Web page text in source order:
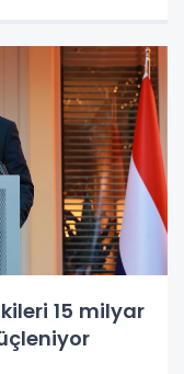
15 milyar